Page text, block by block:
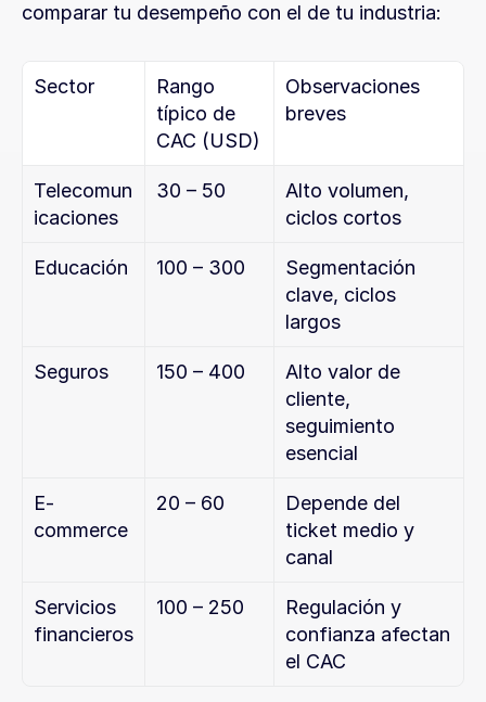
comparar tu desempeño con el de tu industria:
Sector
Rango
típico de
CAC (USD)
Observaciones
breves
Telecomun
icaciones
30 – 50
Alto volumen,
ciclos cortos
Educación 100 – 300
Segmentación
clave, ciclos
largos
Seguros 150 – 400
Alto valor de
cliente,
seguimiento
esencial
E-
commerce
20 – 60
Depende del
ticket medio y
canal
Servicios
financieros
100 – 250
Regulación y
confianza afectan
el CAC